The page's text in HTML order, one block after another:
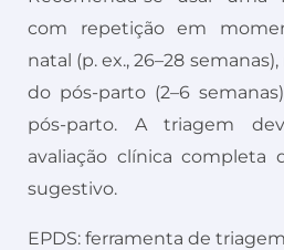
com repetição em
natal (p. ex., 26–28
do pós-parto (2–6
pós-parto. A triagem
avaliação clínica completa
sugestivo.
EPDS: ferramenta de